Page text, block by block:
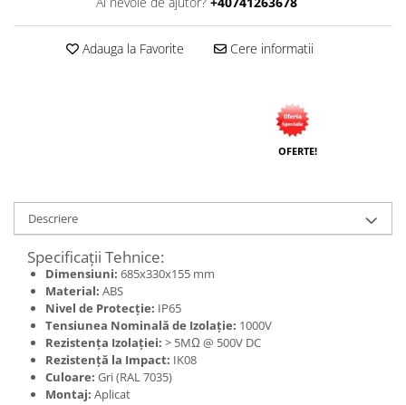
Prelungitoare
PRIZE SI FISE INDUSTRIALE
Conector
Prize
Stechere ( fise )
AUTOMATIZARI, PROTECTII SI COMANDA
Contactori
Elemente de comanda si semnalizare
Relee
Adauga la Favorite Cere informatii
OFERTE!
Descriere
Specificații Tehnice:
Dimensiuni: 685x330x155 mm
Material: ABS
Nivel de Protecție: IP65
Tensiunea Nominală de Izolație: 1000V
Rezistența Izolației: > 5MΩ @ 500V DC
Rezistență la Impact: IK08
Culoare: Gri (RAL 7035)
Montaj: Aplicat